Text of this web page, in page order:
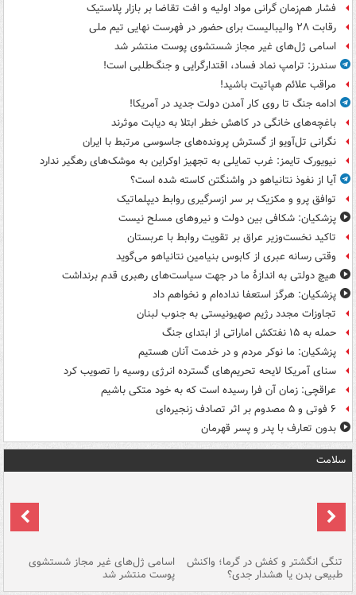
فشار هم‌زمان گرانی مواد اولیه و افت تقاضا بر بازار پلاستیک
رقابت ۲۸ والیبالیست برای حضور در فهرست نهایی تیم ملی
اسامی ژل‌های غیر مجاز شستشوی پوست منتشر شد
سندرز: ترامپ نماد فساد، اقتدارگرایی و جنگ‌طلبی است!
مراقب علائم هپاتیت باشید!
ادامه جنگ تا روی کار آمدن دولت جدید در آمریکا!
باغچه‌های خانگی در کاهش خطر ابتلا به دیابت موثرند
نگرانی تل‌آویو از گسترش پرونده‌های جاسوسی مرتبط با ایران
نیویورک تایمز: غرب تمایلی به تجهیز اوکراین به موشک‌های رهگیر ندارد
آیا از نفوذ نتانیاهو در واشنگتن کاسته شده است؟
توافق پرو و مکزیک بر سر ازسرگیری روابط دیپلماتیک
پزشکیان: شکافی بین دولت و نیروهای مسلح نیست
تاکید نخست‌وزیر عراق بر تقویت روابط با عربستان
وقتی رسانه عبری از کابوس بنیامین نتانیاهو می‌گوید
هیچ دولتی به اندازۀ ما در جهت سیاست‌های رهبری قدم برنداشت
پزشکیان: هرگز استعفا نداده‌ام و نخواهم داد
تجاوزات مجدد رژیم صهیونیستی به جنوب لبنان
حمله به ۱۵ نفتکش‌ اماراتی از ابتدای جنگ
پزشکیان: ما نوکر مردم و در خدمت آنان هستیم
سنای آمریکا لایحه تحریم‌های گسترده انرژی روسیه را تصویب کرد
عراقچی: زمان آن فرا رسیده است که به خود متکی باشیم
۶ فوتی و ۵ مصدوم بر اثر تصادف زنجیره‌ای
بدون تعارف با پدر و پسر قهرمان
سلامت
تنگی انگشتر و کفش در گرما؛ واکنش
طبیعی بدن یا هشدار جدی؟
اسامی ژل‌های غیر مجاز شستشوی
پوست منتشر شد